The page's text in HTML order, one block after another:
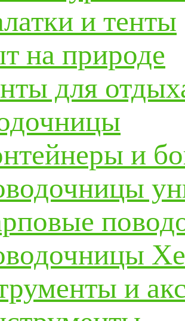
и тенты
на природе
для
и
и